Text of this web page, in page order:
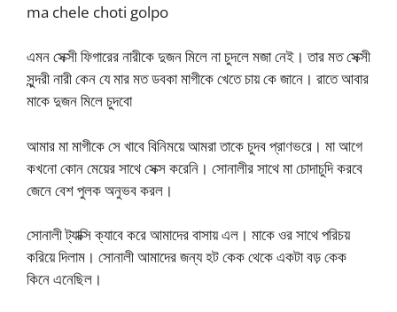
ma chele choti golpo
এমন সেক্সী ফিগারের নারীকে দুজন মিলে না চুদলে মজা নেই। তার মত সেক্সী
সুন্দরী নারী কেন যে মার মত ডবকা মাগীকে খেতে চায় কে জানে। রাতে আবার
মাকে দুজন মিলে চুদবো
আমার মা মাগীকে সে খাবে বিনিময়ে আমরা তাকে চুদব প্রাণভরে। মা আগে
কখনো কোন মেয়ের সাথে সেক্স করেনি। সোনালীর সাথে মা চোদাচুদি করবে
জেনে বেশ পুলক অনুভব করল।
সোনালী ট্যাক্সি ক্যাবে করে আমাদের বাসায় এল। মাকে ওর সাথে পরিচয়
করিয়ে দিলাম। সোনালী আমাদের জন্য হট কেক থেকে একটা বড় কেক
কিনে এনেছিল।